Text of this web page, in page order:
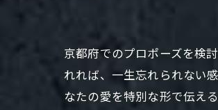
京都府でのプロポーズを検
れれば、一生忘れられない
なたの愛を特別な形で伝え